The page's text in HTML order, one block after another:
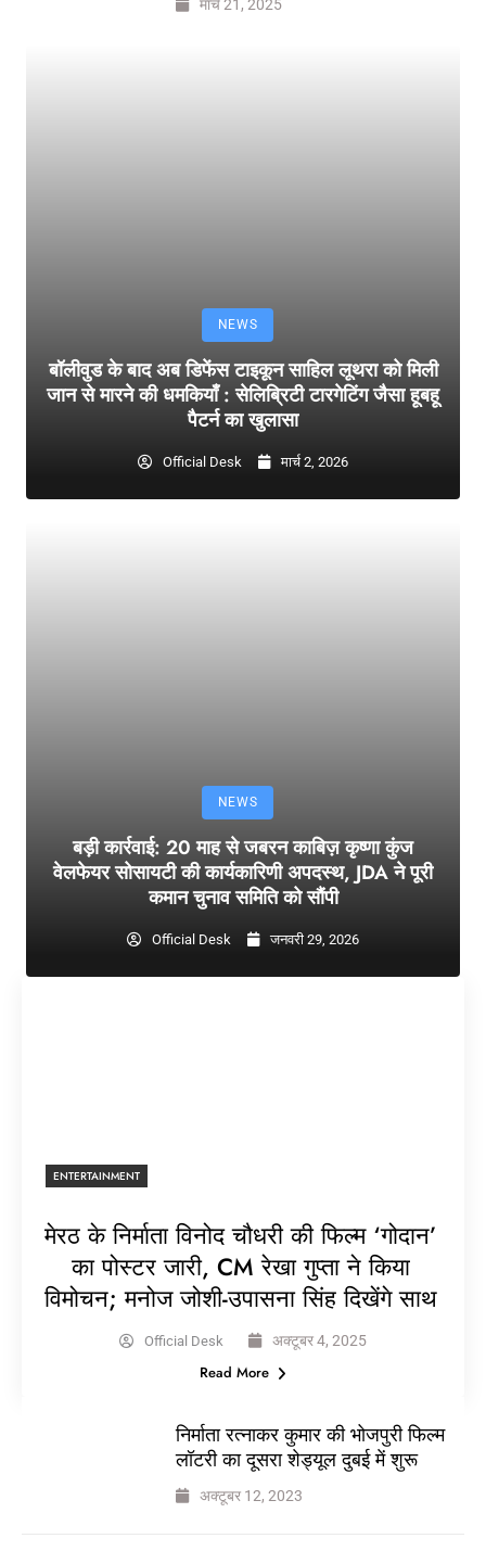
मार्च 21, 2025
NEWS
बॉलीवुड के बाद अब डिफेंस टाइकून साहिल लूथरा को मिली
जान से मारने की धमकियाँ : सेलिब्रिटी टारगेटिंग जैसा हूबहू
पैटर्न का खुलासा
Official Desk मार्च 2, 2026
NEWS
बड़ी कार्रवाई: 20 माह से जबरन काबिज़ कृष्णा कुंज
वेलफेयर सोसायटी की कार्यकारिणी अपदस्थ, JDA ने पूरी
कमान चुनाव समिति को सौंपी
Official Desk जनवरी 29, 2026
ENTERTAINMENT
मेरठ के निर्माता विनोद चौधरी की फिल्म ‘गोदान’
का पोस्टर जारी, CM रेखा गुप्ता ने किया
विमोचन; मनोज जोशी-उपासना सिंह दिखेंगे साथ
Official Desk अक्टूबर 4, 2025
Read More
निर्माता रत्नाकर कुमार की भोजपुरी फिल्म
लॉटरी का दूसरा शेड्यूल दुबई में शुरू
अक्टूबर 12, 2023